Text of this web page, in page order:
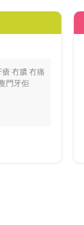
冇膿 冇痛
門牙佢